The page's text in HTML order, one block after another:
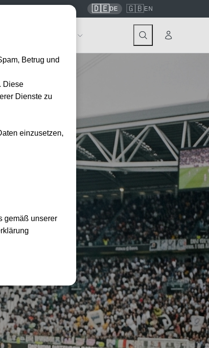
contact@tickwell-travel.de 🇩🇪DE 🇬🇧EN
Betrug und
Diese
Dienste zu
einzusetzen,
gemäß unserer